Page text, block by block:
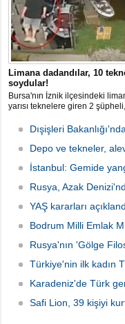
Limana dadandılar, 10
soydular!
Bursa'nın İznik ilçesindeki
yarısı teknelere giren 2 şüpheli,
çaldı. Olay, güvenlik
yansıdı, tekne sahiplerinin
jandarma inceleme başlattı.
Dışişleri
Depo ve tekneler,
İstanbul: Gemide
Rusya, Azak
YAŞ kararları
Bodrum Milli Emlak
Rusya'nın 'Gölge
Türkiye'nin ilk kadın
Karadeniz'de Türk
Safi Lion, 39 kişiyi